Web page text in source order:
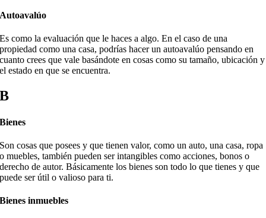
Autoavalúo
Es como la evaluación que le haces a algo. En el caso de una
propiedad como una casa, podrías hacer un autoavalúo pensando en
cuanto crees que vale basándote en cosas como su tamaño, ubicación y
el estado en que se encuentra.
B
Bienes
Son cosas que posees y que tienen valor, como un auto, una casa, ropa
o muebles, también pueden ser intangibles como acciones, bonos o
derecho de autor. Básicamente los bienes son todo lo que tienes y que
puede ser útil o valioso para ti.
Bienes inmuebles